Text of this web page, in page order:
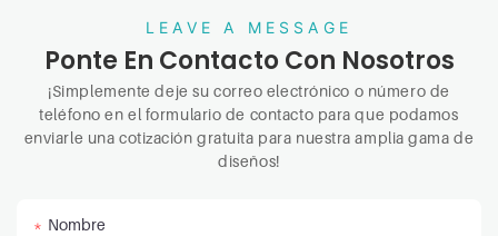
LEAVE A MESSAGE
Ponte En Contacto Con Nosotros
¡Simplemente deje su correo electrónico o número de
teléfono en el formulario de contacto para que podamos
enviarle una cotización gratuita para nuestra amplia gama de
diseños!
Nombre